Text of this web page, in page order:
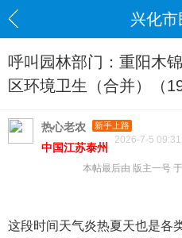
兴化
呼叫园林部门：重阳木
区环境卫生（合并）（
热心老农 新手上路
2026-7-5
中国江苏泰州
本帖最后由 版主一号
这段时间天气炎热夏天也是各